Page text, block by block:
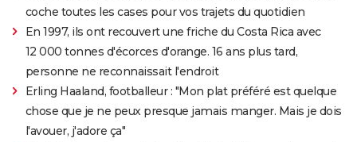
coche toutes les cases pour vos trajets du quotidien
En 1997, ils ont recouvert une friche du Costa Rica avec
12 000 tonnes d'écorces d'orange. 16 ans plus tard,
personne ne reconnaissait l'endroit
Erling Haaland, footballeur : "Mon plat préféré est quelque
chose que je ne peux presque jamais manger. Mais je dois
l'avouer, j'adore ça"